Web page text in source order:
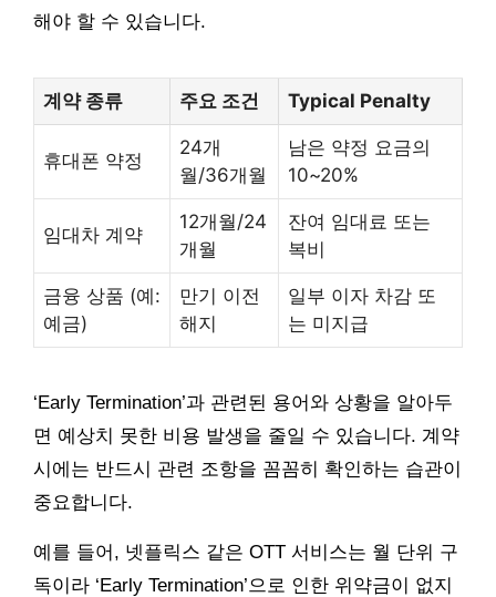
해야 할 수 있습니다.
계약 종류 주요 조건 Typical Penalty
휴대폰 약정
24개
월/36개월
남은 약정 요금의
10~20%
임대차 계약
12개월/24
개월
잔여 임대료 또는
복비
금융 상품 (예:
예금)
만기 이전
해지
일부 이자 차감 또
는 미지급
‘Early Termination’과 관련된 용어와 상황을 알아두
면 예상치 못한 비용 발생을 줄일 수 있습니다. 계약
시에는 반드시 관련 조항을 꼼꼼히 확인하는 습관이
중요합니다.
예를 들어, 넷플릭스 같은 OTT 서비스는 월 단위 구
독이라 ‘Early Termination’으로 인한 위약금이 없지